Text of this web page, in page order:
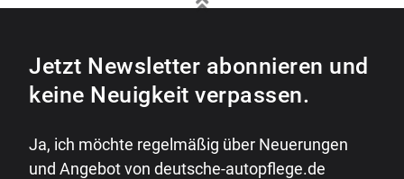
Jetzt Newsletter abonnieren und
keine Neuigkeit verpassen.
Ja, ich möchte regelmäßig über Neuerungen
und Angebot von deutsche-autopflege.de